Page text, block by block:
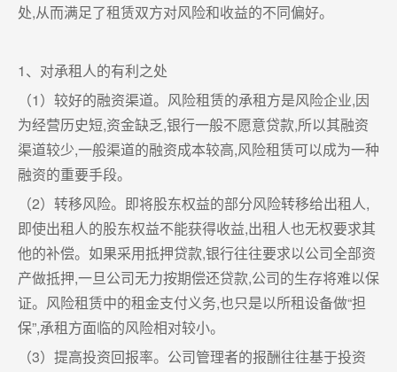
处,从而满足了租赁双方对风险和收益的不同偏好。
1、对承租人的有利之处
（1）较好的融资渠道。风险租赁的承租方是风险企业,因
为经营历史短,资金缺乏,银行一般不愿意贷款,所以其融资
渠道较少,一般渠道的融资成本较高,风险租赁可以成为一种
融资的重要手段。
（2）转移风险。即将股东权益的部分风险转移给出租人,
即使出租人的股东权益不能获得收益,出租人也无权要求其
他的补偿。如果采用抵押贷款,银行往往要求以公司全部资
产做抵押,一旦公司无力按期偿还贷款,公司的生存将难以保
证。风险租赁中的租金支付义务,也只是以所租设备做“担
保”,承租方面临的风险相对较小。
（3）提高投资回报率。公司管理者的报酬往往基于投资